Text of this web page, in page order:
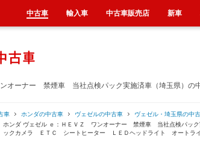
オーナー 禁煙車 当社点検パック実施済車（埼玉県）の
車 ホンダの中古車 ヴェゼルの中古車 ヴェゼル・埼玉県の中
ホンダ ヴェゼル ｅ：ＨＥＶＺ ワンオーナー 禁煙車 当社点検パ
ックカメラ ＥＴＣ シートヒーター ＬＥＤヘッドライト オートラ
中古車 輸入車 中古車販売店 新車